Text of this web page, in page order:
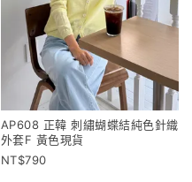
AP608 正韓 刺繡蝴蝶結純色針織
外套F 黃色現貨
790